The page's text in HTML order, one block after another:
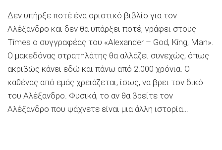
Δεν υπήρξε ποτέ ένα οριστικό βιβλίο για τον
Αλέξανδρο και δεν θα υπάρξει ποτέ, γράφει στους
Times ο συγγραφέας του «Alexander – God, King, Man».
Ο μακεδόνας στρατηλάτης θα αλλάζει συνεχώς, όπως
ακριβώς κάνει εδώ και πάνω από 2.000 χρόνια. Ο
καθένας από εμάς χρειάζεται, ίσως, να βρει τον δικό
του Αλέξανδρο. Φυσικά, το αν θα βρείτε τον
Αλέξανδρο που ψάχνετε είναι μια άλλη ιστορία…